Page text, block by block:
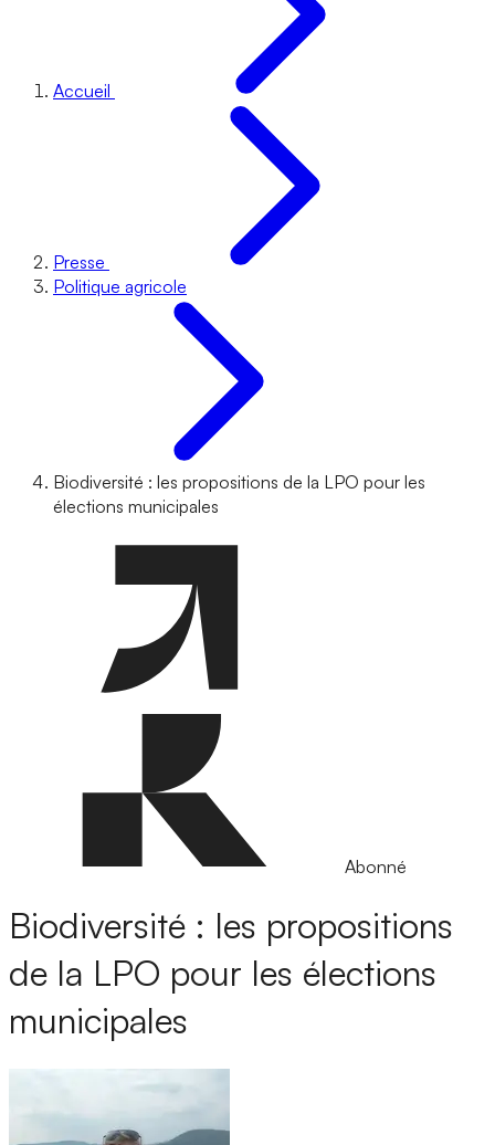
Accueil
Presse
Politique agricole
Biodiversité : les propositions de la LPO pour les
élections municipales
Abonné
Biodiversité : les propositions
de la LPO pour les élections
municipales